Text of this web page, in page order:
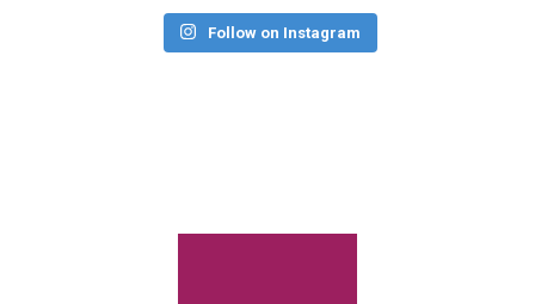
Follow on Instagram